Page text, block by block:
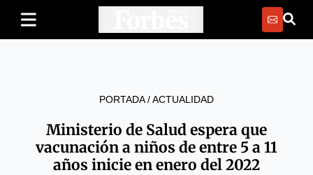
PORTADA/ACTUALIDAD
Ministerio de Salud espera que
vacunación a niños de entre 5 a 11
años inicie en enero del 2022